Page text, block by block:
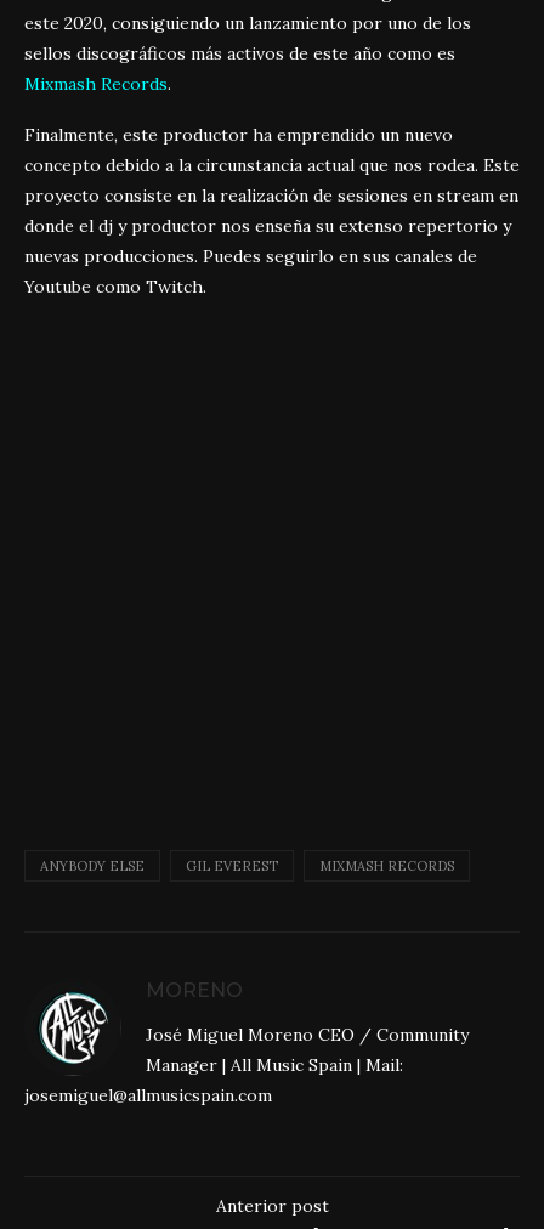
este 2020, consiguiendo un lanzamiento por uno de los
sellos discográficos más activos de este año como es
Mixmash Records.
Finalmente, este productor ha emprendido un nuevo
concepto debido a la circunstancia actual que nos rodea. Este
proyecto consiste en la realización de sesiones en stream en
donde el dj y productor nos enseña su extenso repertorio y
nuevas producciones. Puedes seguirlo en sus canales de
Youtube como Twitch.
ANYBODY ELSE GIL EVEREST MIXMASH RECORDS
MORENO
José Miguel Moreno CEO / Community
Manager | All Music Spain | Mail:
josemiguel@allmusicspain.com
Anterior post